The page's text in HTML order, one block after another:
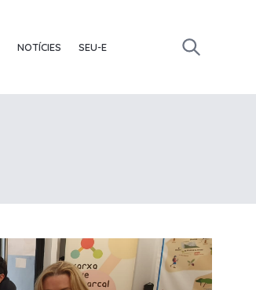
NOTÍCIES SEU-E